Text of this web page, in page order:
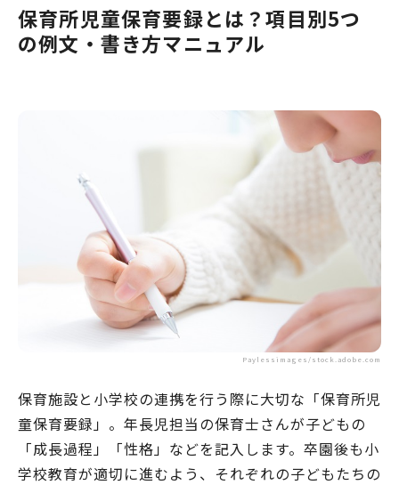
保育所児童保育要録とは？項目別5つ
の例文・書き方マニュアル
Paylessimages/stock.adobe.com
保育施設と小学校の連携を行う際に大切な「保育所児
童保育要録」。年長児担当の保育士さんが子どもの
「成長過程」「性格」などを記入します。卒園後も小
学校教育が適切に進むよう、それぞれの子どもたちの